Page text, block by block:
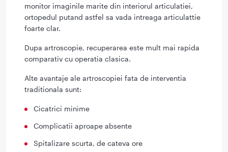
monitor imaginile marite din interiorul articulatiei,
ortopedul putand astfel sa vada intreaga articulattie
foarte clar.
Dupa artroscopie, recuperarea este mult mai rapida
comparativ cu operatia clasica.
Alte avantaje ale artroscopiei fata de interventia
traditionala sunt:
Cicatrici minime
Complicatii aproape absente
Spitalizare scurta, de cateva ore